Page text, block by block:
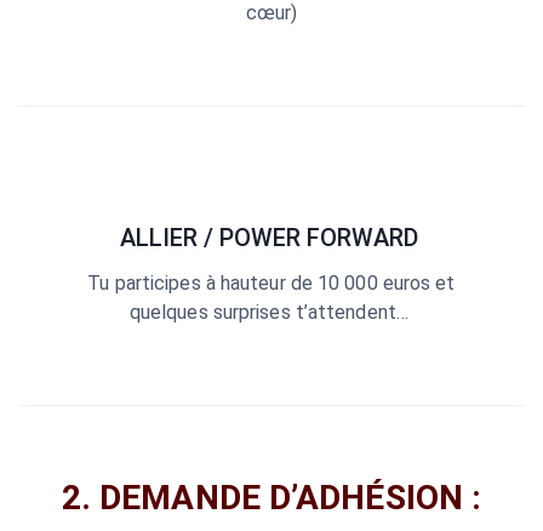
cœur)
ALLIER / POWER FORWARD
Tu participes à hauteur de 10 000 euros et
quelques surprises t’attendent…
2. DEMANDE D’ADHÉSION :